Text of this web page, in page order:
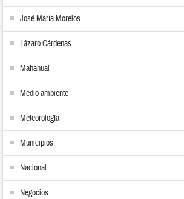
José María Morelos
Lázaro Cárdenas
Mahahual
Medio ambiente
Meteorología
Municipios
Nacional
Negocios